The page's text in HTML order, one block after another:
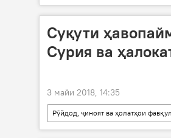
Суқути
Сурия ва
3 майи 2018, 14:35
Рӯйдод, ҷиноят ва ҳолатҳои
суқут
даргузашт